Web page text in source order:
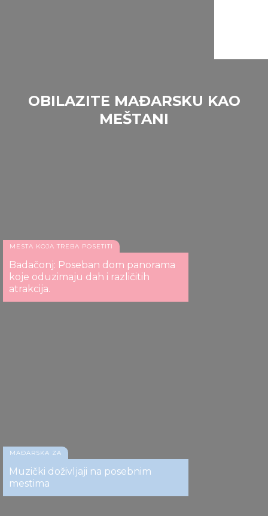
Džez piknik u Paloznaku
OBILAZITE MAĐARSKU KAO
MEŠTANI
MESTA KOJA TREBA POSETITI
Badačonj: Poseban dom panorama
koje oduzimaju dah i različitih
atrakcija.
MAĐARSKA ZA
Muzički doživljaji na posebnim
mestima